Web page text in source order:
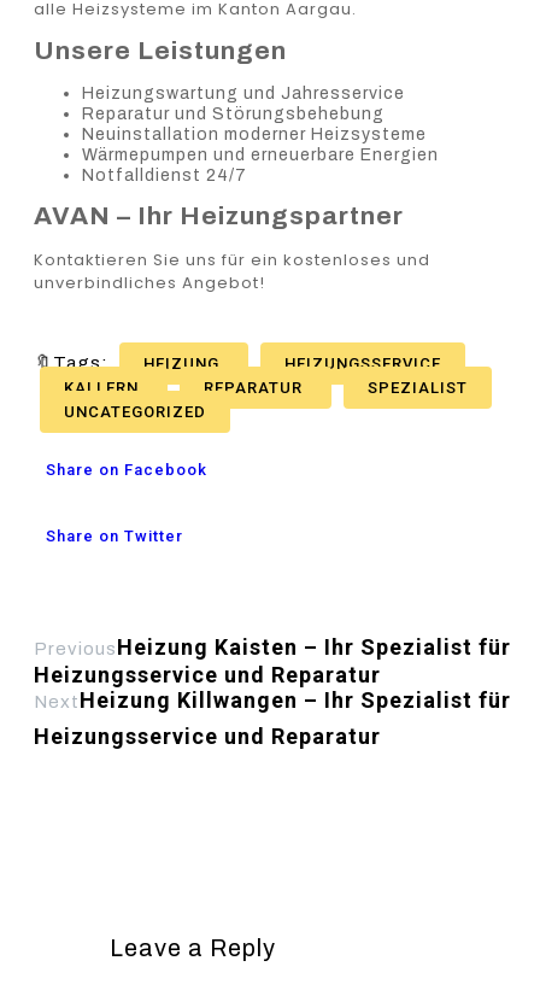
alle Heizsysteme im Kanton Aargau.
Unsere Leistungen
Heizungswartung und Jahresservice
Reparatur und Störungsbehebung
Neuinstallation moderner Heizsysteme
Wärmepumpen und erneuerbare Energien
Notfalldienst 24/7
AVAN – Ihr Heizungspartner
Kontaktieren Sie uns für ein kostenloses und
unverbindliches Angebot!
🔖Tags: HEIZUNG
HEIZUNGSSERVICE
KALLERN
REPARATUR
SPEZIALIST
UNCATEGORIZED
Share on Facebook
Share on Twitter
PreviousHeizung Kaisten – Ihr Spezialist für
Heizungsservice und Reparatur
NextHeizung Killwangen – Ihr Spezialist für
Heizungsservice und Reparatur
Leave a Reply